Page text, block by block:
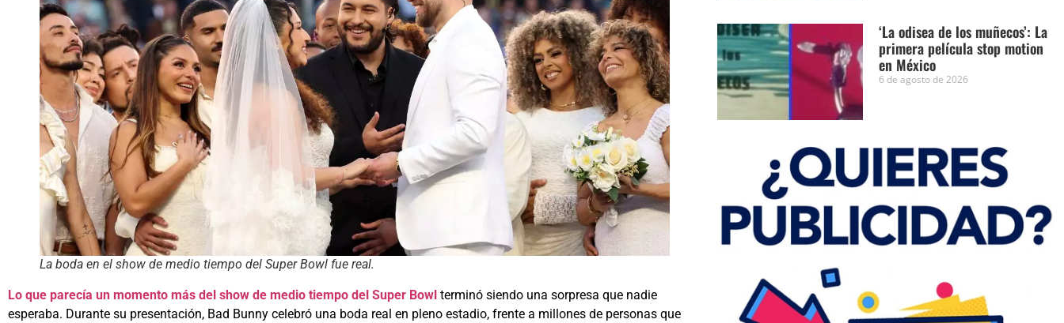
La boda en el show de medio tiempo del Super Bowl fue real.
Lo que parecía un momento más del show de medio tiempo del Super Bowl terminó siendo una sorpresa que nadie
esperaba. Durante su presentación, Bad Bunny celebró una boda real en pleno estadio, frente a millones de personas que
‘La odisea de los muñecos’: La
primera película stop motion
en México
6 de agosto de 2026